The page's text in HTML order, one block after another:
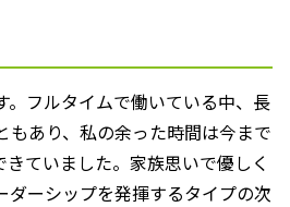
。フルタイムで働いている中、長
もあり、私の余った時間は今まで
ていました。家族思いで優しく
ダーシップを発揮するタイプの次